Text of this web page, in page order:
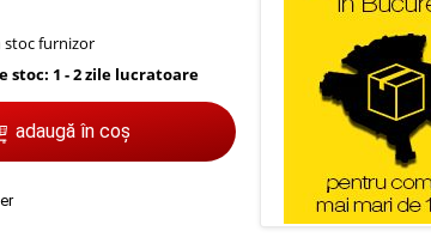
stoc furnizor
stoc: 1 - 2 zile lucratoare
adaugă în coș